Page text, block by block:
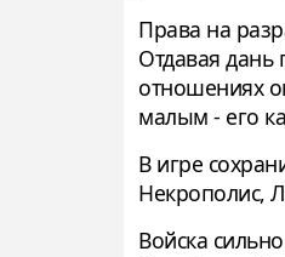
Права на
Отдавая дань
отношениях
малым - его
В игре
Некрополис,
Войска